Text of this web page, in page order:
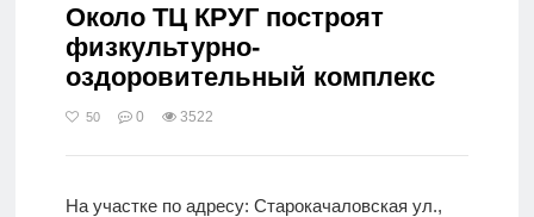
Около ТЦ КРУГ построят
физкультурно-
оздоровительный комплекс
50 0 3522
На участке по адресу: Старокачаловская ул.,